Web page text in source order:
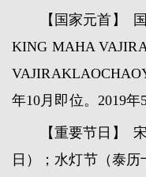
【国家元首】
KING MAHA
年10月即位。2019年
【重要节日】
日）；水灯节（泰